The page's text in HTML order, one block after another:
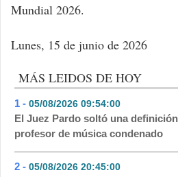
Mundial 2026.
Lunes, 15 de junio de 2026
MÁS LEIDOS DE HOY
1 - 05/08/2026 09:54:00
El Juez Pardo soltó una
profesor de música condenado
2 - 05/08/2026 20:45:00